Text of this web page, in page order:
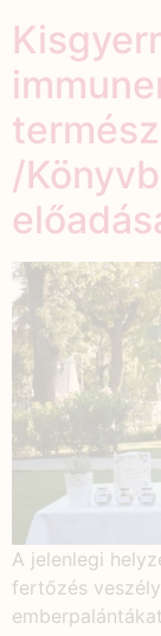
/
A jelenlegi
fertőzés